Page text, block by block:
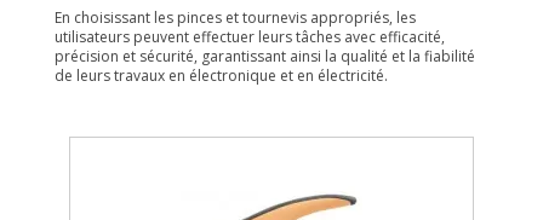
En choisissant les pinces et tournevis appropriés, les
utilisateurs peuvent effectuer leurs tâches avec efficacité,
précision et sécurité, garantissant ainsi la qualité et la fiabilité
de leurs travaux en électronique et en électricité.